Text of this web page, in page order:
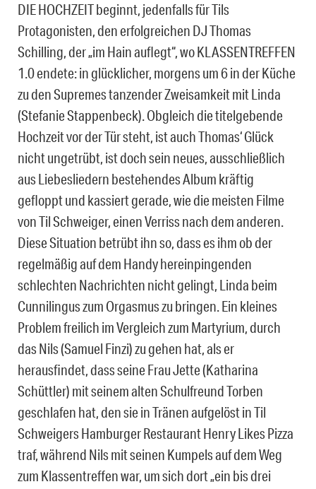
DIE HOCHZEIT beginnt, jedenfalls für Tils
Protagonisten, den erfolgreichen DJ Thomas
Schilling, der „im Hain auflegt“, wo KLASSENTREFFEN
1.0 endete: in glücklicher, morgens um 6 in der Küche
zu den Supremes tanzender Zweisamkeit mit Linda
(Stefanie Stappenbeck). Obgleich die titelgebende
Hochzeit vor der Tür steht, ist auch Thomas‘ Glück
nicht ungetrübt, ist doch sein neues, ausschließlich
aus Liebesliedern bestehendes Album kräftig
gefloppt und kassiert gerade, wie die meisten Filme
von Til Schweiger, einen Verriss nach dem anderen.
Diese Situation betrübt ihn so, dass es ihm ob der
regelmäßig auf dem Handy hereinpingenden
schlechten Nachrichten nicht gelingt, Linda beim
Cunnilingus zum Orgasmus zu bringen. Ein kleines
Problem freilich im Vergleich zum Martyrium, durch
das Nils (Samuel Finzi) zu gehen hat, als er
herausfindet, dass seine Frau Jette (Katharina
Schüttler) mit seinem alten Schulfreund Torben
geschlafen hat, den sie in Tränen aufgelöst in Til
Schweigers Hamburger Restaurant Henry Likes Pizza
traf, während Nils mit seinen Kumpels auf dem Weg
zum Klassentreffen war, um sich dort „ein bis drei